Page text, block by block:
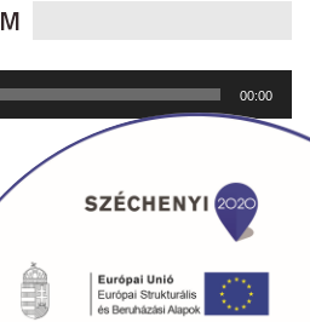
00:00
Minden jog fenntartva. •